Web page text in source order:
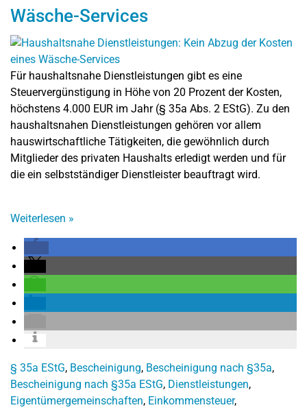
Wäsche-Services
Für haushaltsnahe Dienstleistungen gibt es eine
Steuervergünstigung in Höhe von 20 Prozent der Kosten,
höchstens 4.000 EUR im Jahr (§ 35a Abs. 2 EStG). Zu den
haushaltsnahen Dienstleistungen gehören vor allem
hauswirtschaftliche Tätigkeiten, die gewöhnlich durch
Mitglieder des privaten Haushalts erledigt werden und für
die ein selbstständiger Dienstleister beauftragt wird.
Weiterlesen »
§ 35a EStG, Bescheinigung, Bescheinigung nach §35a,
Bescheinigung nach §35a EStG, Dienstleistungen,
Eigentümergemeinschaften, Einkommensteuer,